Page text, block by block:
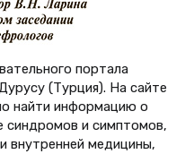
портала
(Турция). На сайте
найти информацию о
синдромов и симптомов,
внутренней медицины,